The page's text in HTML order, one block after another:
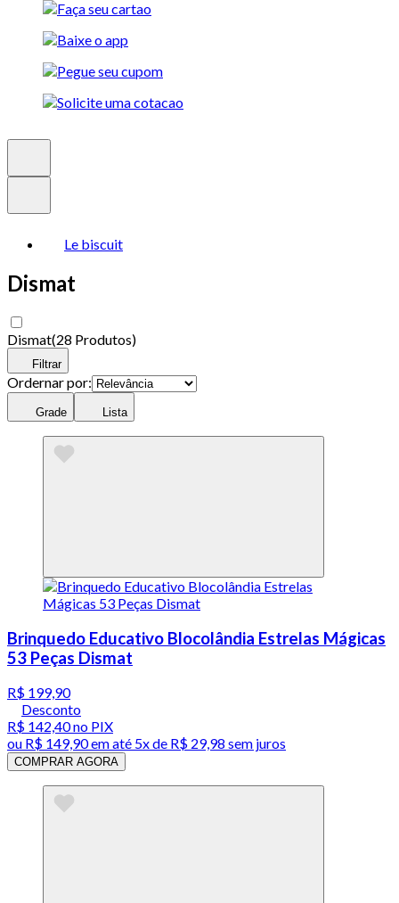
Le biscuit
Dismat
Dismat(28 Produtos)
Filtrar
Ordernar por:
Grade Lista
Brinquedo Educativo Blocolândia Estrelas Mágicas
53 Peças Dismat
R$ 199,90
Desconto
R$ 142,40no PIX
ou R$ 149,90em até 5x de R$ 29,98 sem juros
COMPRAR AGORA